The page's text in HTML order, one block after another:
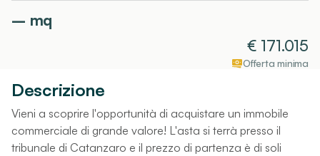
– mq
€ 171.015
Offerta minima
Descrizione
Vieni a scoprire l'opportunità di acquistare un immobile
commerciale di grande valore! L'asta si terrà presso il
tribunale di Catanzaro e il prezzo di partenza è di soli